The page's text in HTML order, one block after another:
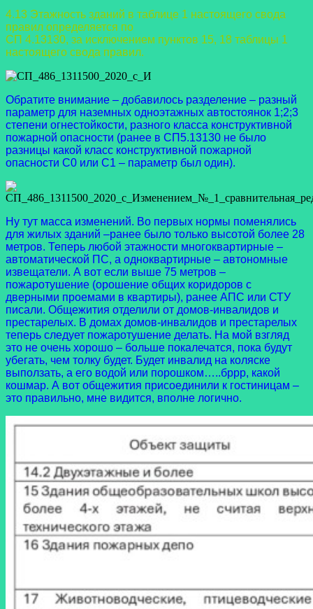
4.13 Этажность зданий в таблице 1 настоящего свода
правил определяется по
СП 4.13130, за исключением пунктов 15, 18 таблицы 1
настоящего свода правил.
Обратите внимание – добавилось разделение – разный
параметр для наземных одноэтажных автостоянок 1;2;3
степени огнестойкости, разного класса конструктивной
пожарной опасности (ранее в СП5.13130 не было
разницы какой класс конструктивной пожарной
опасности С0 или С1 – параметр был один).
Ну тут масса изменений. Во первых нормы поменялись
для жилых зданий –ранее было только высотой более 28
метров. Теперь любой этажности многоквартирные –
автоматической ПС, а одноквартирные – автономные
извещатели. А вот если выше 75 метров –
пожаротушение (орошение общих коридоров с
дверными проемами в квартиры), ранее АПС или СТУ
писали. Общежития отделили от домов-инвалидов и
престарелых. В домах домов-инвалидов и престарелых
теперь следует пожаротушение делать. На мой взгляд
это не очень хорошо – больше покалечатся, пока будут
убегать, чем толку будет. Будет инвалид на коляске
выползать, а его водой или порошком…..бррр, какой
кошмар. А вот общежития присоединили к гостиницам –
это правильно, мне видится, вполне логично.